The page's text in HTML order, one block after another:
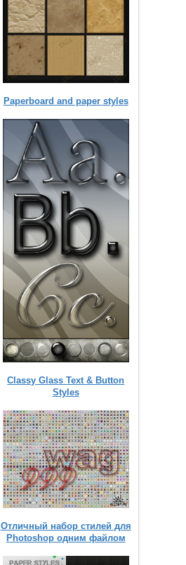
Paperboard and paper styles
Classy Glass Text & Button
Styles
Отличный набор стилей для
Photoshop одним файлом